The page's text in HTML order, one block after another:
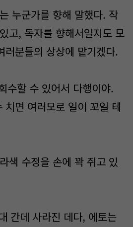
누군가를 향해 말했다. 작
고, 독자를 향해서일지도 모
러분들의 상상에 맡기겠다.
수할 수 있어서 다행이야.
치면 여러모로 일이 꼬일 테
색 수정을 손에 꽉 쥐고 있
간데 사라진 데다, 에토는